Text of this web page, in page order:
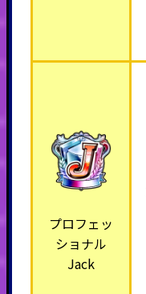
プロフェッ
ショナル
Jack